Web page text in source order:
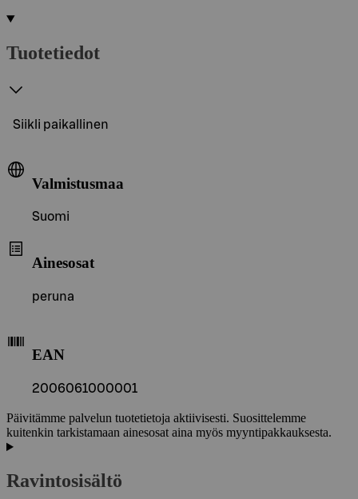
Tuotetiedot
Siikli paikallinen
Valmistusmaa
Suomi
Ainesosat
peruna
EAN
2006061000001
Päivitämme palvelun tuotetietoja aktiivisesti. Suosittelemme
kuitenkin tarkistamaan ainesosat aina myös myyntipakkauksesta.
Ravintosisältö